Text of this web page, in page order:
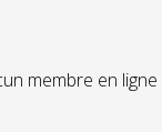
membre en ligne